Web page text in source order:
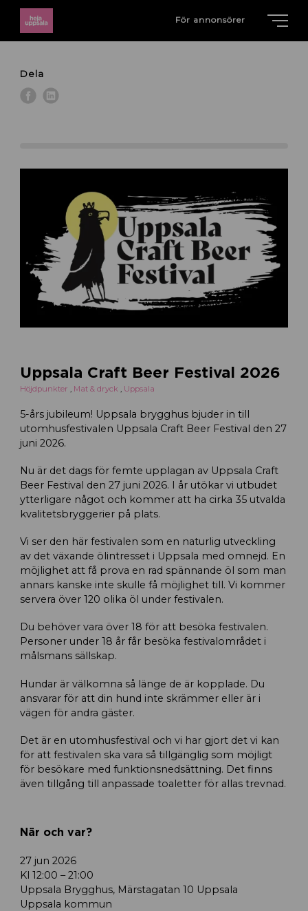
För annonsörer
Dela
Uppsala Craft Beer Festival 2026
Höjdpunkter Mat & dryck Uppsala
5-års jubileum! Uppsala brygghus bjuder in till
utomhusfestivalen Uppsala Craft Beer Festival den 27
juni 2026.
Nu är det dags för femte upplagan av Uppsala Craft
Beer Festival den 27 juni 2026. I år utökar vi utbudet
ytterligare något och kommer att ha cirka 35 utvalda
kvalitetsbryggerier på plats.
Vi ser den här festivalen som en naturlig utveckling
av det växande ölintresset i Uppsala med omnejd. En
möjlighet att få prova en rad spännande öl som man
annars kanske inte skulle få möjlighet till. Vi kommer
servera över 120 olika öl under festivalen.
Du behöver vara över 18 för att besöka festivalen.
Personer under 18 år får besöka festivalområdet i
målsmans sällskap.
Hundar är välkomna så länge de är kopplade. Du
ansvarar för att din hund inte skrämmer eller är i
vägen för andra gäster.
Det är en utomhusfestival och vi har gjort det vi kan
för att festivalen ska vara så tillgänglig som möjligt
för besökare med funktionsnedsättning. Det finns
även tillgång till anpassade toaletter för allas trevnad.
När och var?
27 jun 2026
Kl 12:00 – 21:00
Uppsala Brygghus, Märstagatan 10 Uppsala
Uppsala kommun